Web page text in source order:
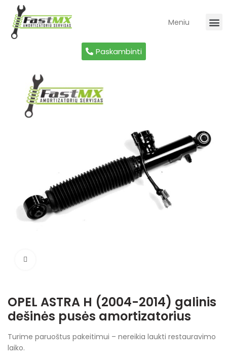
Meniu
Paskambinti
OPEL ASTRA H (2004-2014) galinis
dešinės pusės amortizatorius
Turime paruoštus pakeitimui – nereikia laukti restauravimo
laiko.